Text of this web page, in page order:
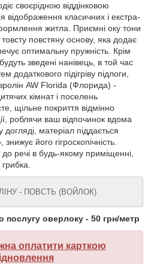
своєрідною віддінковою
відображення класичних і екстра-
житла. Приємні оку тони
повстяну основу, яка додає
оптимальну пружність. Крім
зведені нанівець, в той час
додаткового підігріву підлоги,
AW Florida (Флорида) -
кімнат і поселень
щільне покриття відмінно
роблячи ваш відпочинок вдома
матеріал піддається
його гігроскопічність.
до речі в будь-якому приміщенні,
- ПОВСТЬ (ВОЙЛОК)
послугу оверлоку - 50 грн/метр
оплатити карткою